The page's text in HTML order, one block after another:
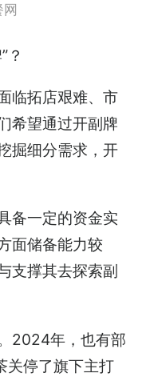
？
临拓店艰难、市
希望通过开副牌
掘细分需求，开
备一定的资金实
面储备能力较
支撑其去探索副
2024年，也有部
关停了旗下主打